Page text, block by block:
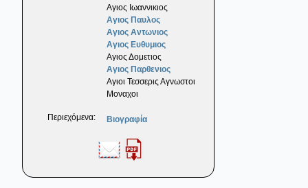
Αγιος Ιωαννικιος
Αγιος Παυλος
Αγιος Αντωνιος
Αγιος Ευθυμιος
Αγιος Δομετιος
Αγιος Παρθενιος
Αγιοι Τεσσερις Αγνωστοι
Μοναχοι
Περιεχόμενα: Βιογραφία